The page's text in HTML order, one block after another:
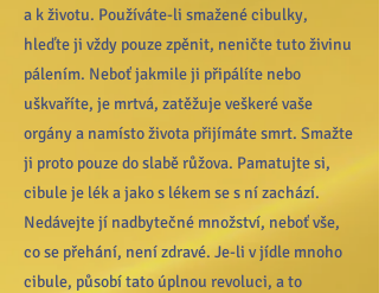
a k životu. Používáte-li smažené cibulky,
hleďte ji vždy pouze zpěnit, neničte tuto živinu
pálením. Neboť jakmile ji připálíte nebo
uškvaříte, je mrtvá, zatěžuje veškeré vaše
orgány a namísto života přijímáte smrt. Smažte
ji proto pouze do slabě růžova. Pamatujte si,
cibule je lék a jako s lékem se s ní zachází.
Nedávejte jí nadbytečné množství, neboť vše,
co se přehání, není zdravé. Je-li v jídle mnoho
cibule, působí tato úplnou revoluci, a to